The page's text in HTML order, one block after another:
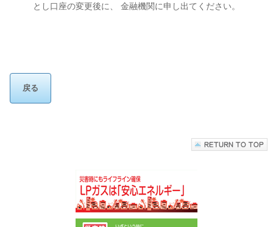
とし口座の変更後に、 金融機関に申し出てください。